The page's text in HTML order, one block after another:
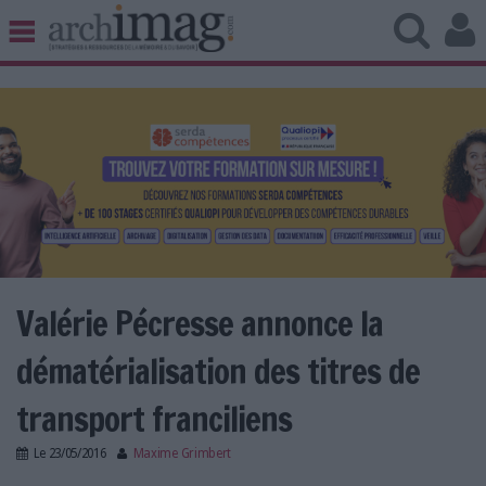
BIBLIOTHÈQUE ÉDITION
UNIVERS DATA
TRAVAIL COLLABORATIF
VIE NUMÉRIQUE
NUMÉRIQUE RESPONSABLE
LES NEWSLETTERS
LE MAGAZINE
Valérie Pécresse annonce la
dématérialisation des titres de
transport franciliens
Le 23/05/2016 Maxime Grimbert